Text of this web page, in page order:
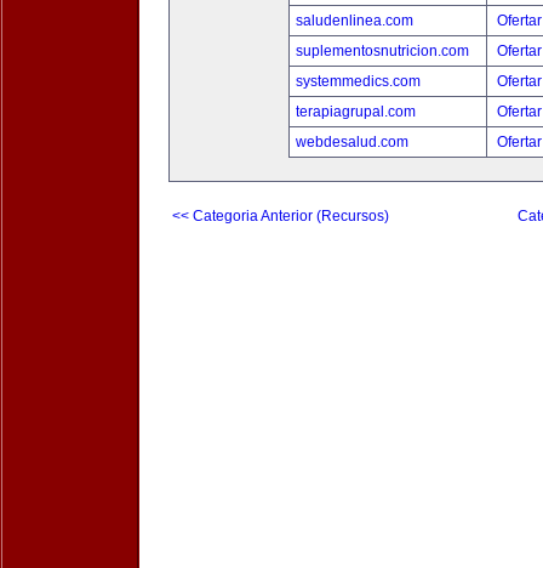
saludenlinea.com
suplementosnutricion.com
systemmedics.com
terapiagrupal.com
webdesalud.com
<< Categoria Anterior (Recursos)